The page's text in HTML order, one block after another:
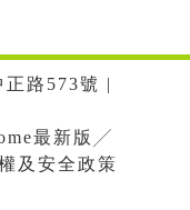
正路573號 |
最新版╱
及安全政策